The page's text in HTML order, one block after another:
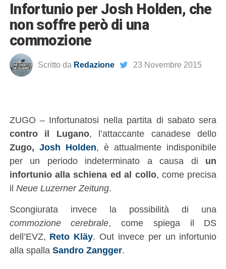
Infortunio per Josh Holden, che
non soffre però di una
commozione
Scritto da Redazione 23 Novembre 2015
ZUGO – Infortunatosi nella partita di sabato sera
contro il Lugano, l’attaccante canadese dello
Zugo, Josh Holden, è attualmente indisponibile
per un periodo indeterminato a causa di un
infortunio alla schiena ed al collo, come precisa
il Neue Luzerner Zeitung.
Scongiurata invece la possibilità di una
commozione cerebrale, come spiega il DS
dell’EVZ, Reto Kläy. Out invece per un infortunio
alla spalla Sandro Zangger.